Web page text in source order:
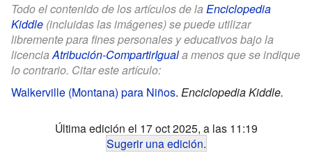
Todo el contenido de los artículos de la Enciclopedia
Kiddle (incluidas las imágenes) se puede utilizar
libremente para fines personales y educativos bajo la
licenciaAtribución-CompartirIguala menos que se indique
lo contrario. Citar este artículo:
Walkerville (Montana) para Niños. Enciclopedia Kiddle.
Última edición el 17 oct 2025, a las 11:19
Sugerir una edición.